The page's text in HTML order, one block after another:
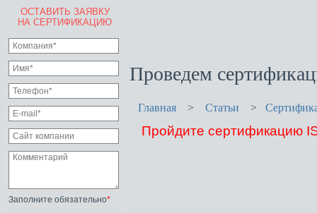
ОСТАВИТЬ ЗАЯВКУ
НА СЕРТИФИКАЦИЮ
Заполните обязательно*
Проведем
Главная > Статьи >
Пройдите сертификацию